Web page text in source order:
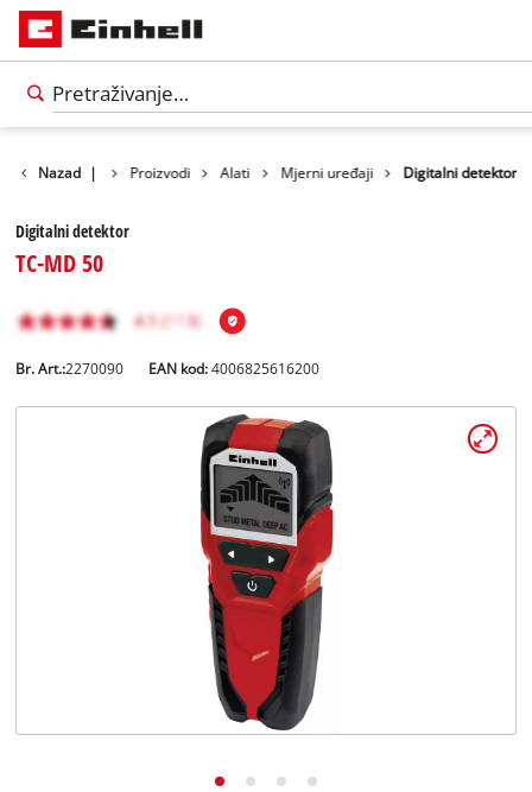
Nazad | Proizvodi Alati Mjerni uređaji Digitalni detektor
Digitalni detektor
TC-MD 50
Br. Art.:2270090 EAN kod:4006825616200